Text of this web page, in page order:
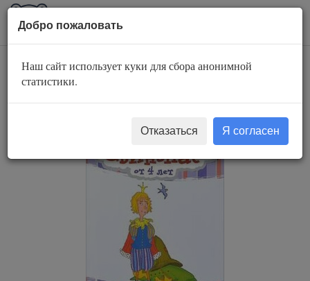
AuBook.org
Свинопас
Добро пожаловать
Наш сайт использует куки для сбора анонимной
статистики.
Отказаться Я согласен